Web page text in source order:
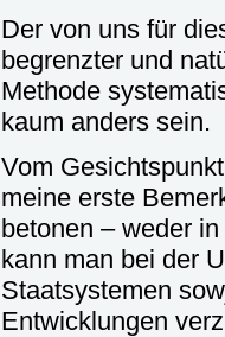
Der von uns für
begrenzter und
Methode
kaum anders sein.
Vom
meine erste
betonen – weder
kann man bei der
Staatsystemen
Entwicklungen